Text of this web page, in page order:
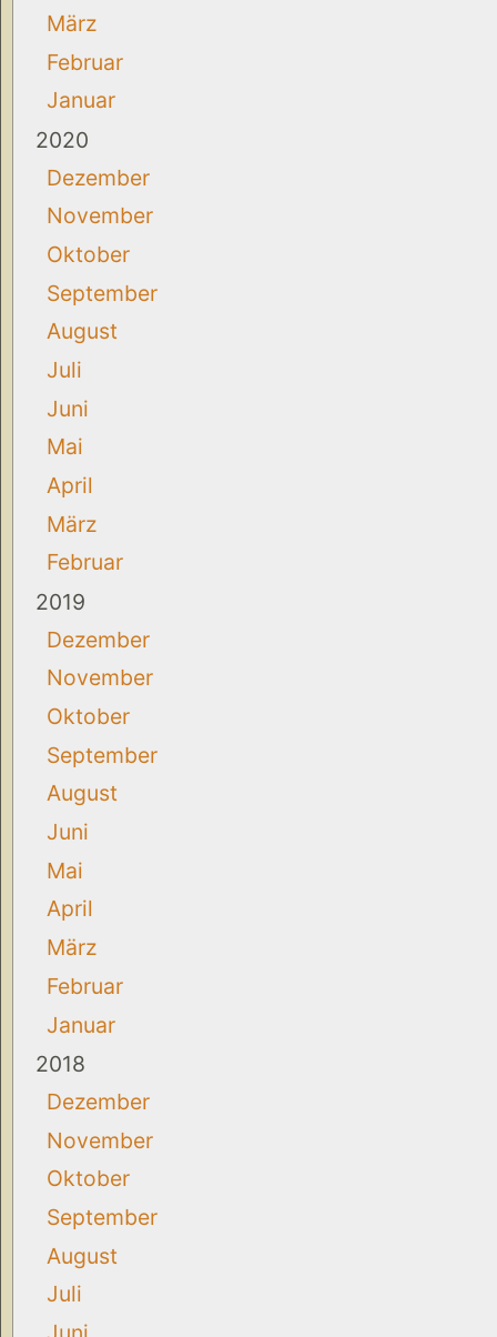
März
Februar
Januar
2020
Dezember
November
Oktober
September
August
Juli
Juni
Mai
April
März
Februar
2019
Dezember
November
Oktober
September
August
Juni
Mai
April
März
Februar
Januar
2018
Dezember
November
Oktober
September
August
Juli